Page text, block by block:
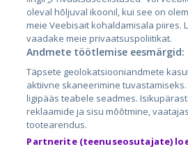
City24.lv
City24.ee
GetaPro.lv
GetaPro.ee
Autoplius.lt
Osta.ee
oleval hõljuval ikoonil, kui see on
meie Veebisait kohaldamisala piires.
vaadake meie privaatsuspoliitikat.
Andmete töötlemise eesmärgid:
Täpsete geolokatsiooniandmete
aktiivne skaneerimine
ligipääs teabele seadmes.
reklaamide ja sisu mõõtmine,
tootearendus.
Partnerite (teenuseosutajate)